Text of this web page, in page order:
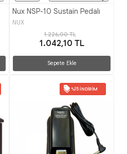
Nux NSP-10 Sustain Pedalı
NUX
1.226,00 TL
1.042,10 TL
Sepete Ekle
%15 İNDIRIM